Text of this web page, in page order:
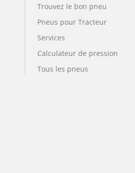
Trouvez le bon pneu
Pneus pour Tracteur
Services
Calculateur de pression
Tous les pneus